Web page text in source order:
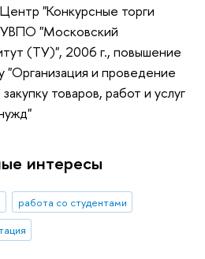
"Конкурсные торги
"Московский
(ТУ)", 2006 г., повышение
"Организация и проведение
товаров, работ и услуг
интересы
работа со студентами